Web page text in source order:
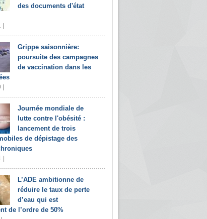
des documents d'état
Grippe saisonnière:
poursuite des campagnes
de vaccination dans les
Journée mondiale de
lutte contre l'obésité :
lancement de trois
de dépistage des
L’ADE ambitionne de
réduire le taux de perte
d’eau qui est
de l’ordre de 50%